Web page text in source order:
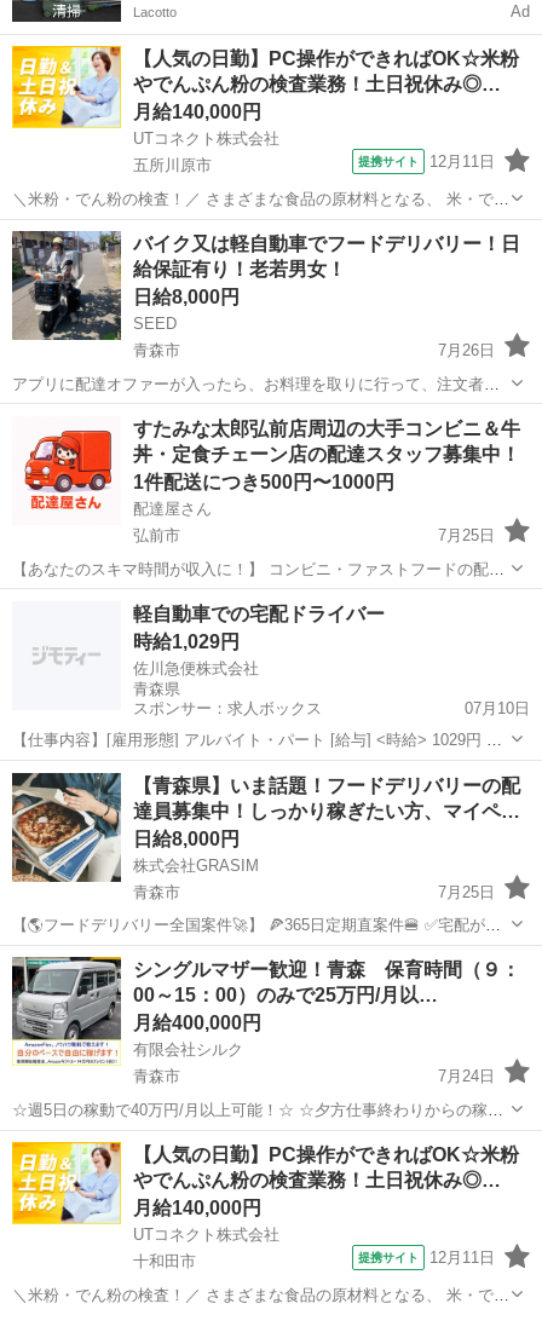
Lacotto Ad
【人気の日勤】PC操作ができればOK☆米粉
やでんぷん粉の検査業務！土日祝休み◎…
月給140,000円
UTコネクト株式会社
五所川原市
提携サイト 12月11日
＼米粉・でん粉の検査！／ さまざまな食品の原材料となる、 米・でん
粉加工品を製造している会社でのお仕事です！ PC操作ができればOK♪
未経験でも安心の丁寧な研修あり！ ＜具体的には…＞ ◆製品管理用・
検査機器を使用し...
青森 五所川原市 倉庫
バイク又は軽自動車でフードデリバリー！日
給保証有り！老若男女！
日給8,000円
SEED
青森市
7月26日
アプリに配達オファーが入ったら、お料理を取りに行って、注文者に
配達をするお仕事です。 現金の取り扱いは有りません。 勤務時間は11
時〜15時と17時~21時の計8時間 ・日給保証¥8000(10件まで)+インセン
ティブ...
配送 1件
すたみな太郎弘前店周辺の大手コンビニ＆牛
丼・定食チェーン店の配達スタッフ募集中！
1件配送につき500円〜1000円
配達屋さん
弘前市
7月25日
【あなたのスキマ時間が収入に！】 コンビニ・ファストフードの配達
バイト、始めませんか？ アプリで空いた時間にサクッと配達！ 配達す
るかどうかは、オファーを見てその場で自由に決められます♪
―――――――――― ...
弘前市 配送 スタッフ
軽自動車での宅配ドライバー
時給1,029円
佐川急便株式会社
青森県
スポンサー：求人ボックス
07月10日
【仕事内容】[雇用形態] アルバイト・パート [給与] <時給> 1029円 <
時給/昇給について> ・昇給額:～30円(1回あたり) 昨年度実績 ・反映時
期:毎年7月・12月 ・評価方法: 勤務状況や日々の業務の取り組み方等
を評...
アルバイト・パート
【青森県】いま話題！フードデリバリーの配
達員募集中！しっかり稼ぎたい方、マイペ…
日給8,000円
株式会社GRASIM
青森市
7月25日
【🌎フードデリバリー全国案件🚀】 🍕365日定期直案件🍔 ✅宅配が嫌
いな方必見✅ 稼働開始は７月２０日〜🫡 全４７都道府県展開💫 なん
と‼️ 日給保証➕件建という安心売上システム🔥 日当換算で30,...
青森 青森市 ドライバー 1件
シングルマザー歓迎！青森 保育時間（９：
00～15：00）のみで25万円/月以…
月給400,000円
有限会社シルク
青森市
7月24日
☆週5日の稼動で40万円/月以上可能！☆ ☆夕方仕事終わりからの稼
働、休日の稼動で20万円/月以上可能！☆ ☆雇われない働き方、自由な
スタイルでの働き方を【Amazon Flex】で始めましょう！☆ 個人事業
主とし...
青森 青森市 配送 Amazon
【人気の日勤】PC操作ができればOK☆米粉
やでんぷん粉の検査業務！土日祝休み◎…
月給140,000円
UTコネクト株式会社
十和田市
提携サイト 12月11日
＼米粉・でん粉の検査！／ さまざまな食品の原材料となる、 米・でん